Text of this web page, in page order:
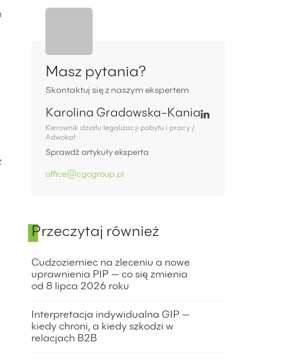
Masz pytania?
Skontaktuj się z naszym ekspertem
Karolina Gradowska-Kania
Kierownik działu legalizacji pobytu i pracy /
Adwokat
Sprawdź artykuły eksperta
office@cgogroup.pl
Przeczytaj również
Cudzoziemiec na zleceniu a nowe
uprawnienia PIP — co się zmienia
od 8 lipca 2026 roku
Interpretacja indywidualna GIP —
kiedy chroni, a kiedy szkodzi w
relacjach B2B